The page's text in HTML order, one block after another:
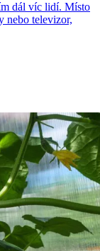
dál víc lidí. Místo
nebo televizor,